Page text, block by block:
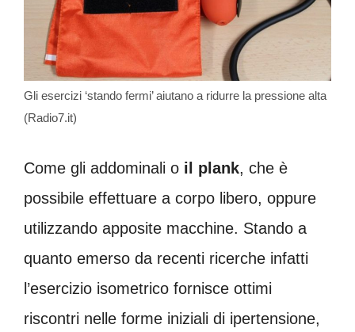
Gli esercizi ‘stando fermi’ aiutano a ridurre la pressione alta
(Radio7.it)
Come gli addominali o il plank, che è
possibile effettuare a corpo libero, oppure
utilizzando apposite macchine. Stando a
quanto emerso da recenti ricerche infatti
l’esercizio isometrico fornisce ottimi
riscontri nelle forme iniziali di ipertensione,